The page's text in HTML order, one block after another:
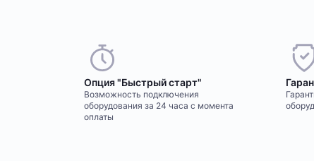
Опция "Быстрый старт"
Возможность подключения
оборудования за 24 часа с момента
оплаты